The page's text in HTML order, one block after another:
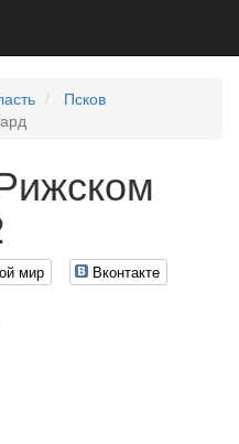
Псков
мир
Вконтакте